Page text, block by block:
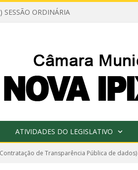
SESSÃO ORDINÁRIA
ATIVIDADES DO LEGISLATIVO
(Contratação de Transparência Pública de dados)